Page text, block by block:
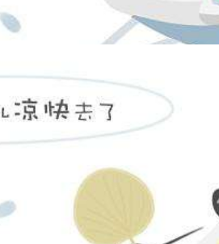
2400*1055*730mm